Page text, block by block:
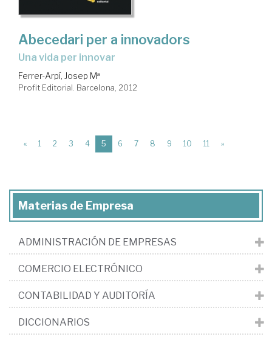
Abecedari per a innovadors
Una vida per innovar
Ferrer-Arpí, Josep Mª
Profit Editorial. Barcelona, 2012
« 1 2 3 4 5 (current)
6 7 8 9 10 11 »
Materias de Empresa
ADMINISTRACIÓN DE EMPRESAS
COMERCIO ELECTRÓNICO
CONTABILIDAD Y AUDITORÍA
DICCIONARIOS